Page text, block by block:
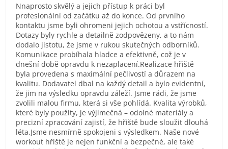
Nnaprosto skvělý a jejich přístup k práci byl
profesionální od začátku až do konce. Od prvního
kontaktu jsme byli ohromeni jejich ochotou a vstřícností.
Dotazy byly rychle a detailně zodpovězeny, a to nám
dodalo jistotu, že jsme v rukou skutečných odborníků.
Komunikace probíhala hladce a efektivně, což je v
dnešní době opravdu k nezaplacení.Realizace hřiště
byla provedena s maximální pečlivostí a důrazem na
kvalitu. Dodavatel dbal na každý detail a bylo evidentní,
že jim na výsledku opravdu záleží. Jsme rádi, že jsme
zvolili malou firmu, která si vše pohlídá. Kvalita výrobků,
které byly použity, je výjimečná – odolné materiály a
precizní zpracování zajistí, že hřiště bude sloužit dlouhá
léta.Jsme nesmírně spokojeni s výsledkem. Naše nové
workout hřiště je nejen funkční a bezpečné, ale také